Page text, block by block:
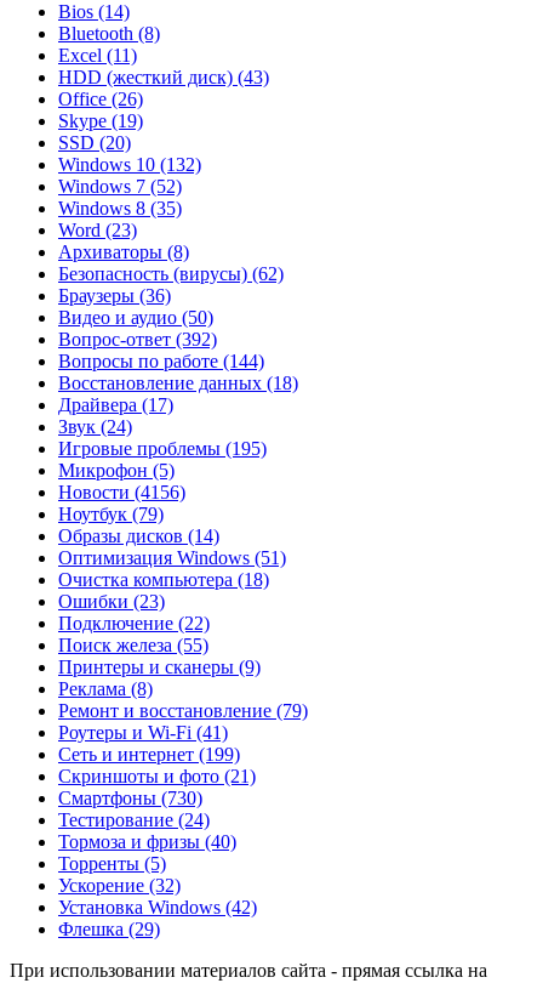
Bios (14)
Bluetooth (8)
Excel (11)
HDD (жесткий диск) (43)
Office (26)
Skype (19)
SSD (20)
Windows 10 (132)
Windows 7 (52)
Windows 8 (35)
Word (23)
Архиваторы (8)
Безопасность (вирусы) (62)
Браузеры (36)
Видео и аудио (50)
Вопрос-ответ (392)
Вопросы по работе (144)
Восстановление данных (18)
Драйвера (17)
Звук (24)
Игровые проблемы (195)
Микрофон (5)
Новости (4156)
Ноутбук (79)
Образы дисков (14)
Оптимизация Windows (51)
Очистка компьютера (18)
Ошибки (23)
Подключение (22)
Поиск железа (55)
Принтеры и сканеры (9)
Реклама (8)
Ремонт и восстановление (79)
Роутеры и Wi-Fi (41)
Сеть и интернет (199)
Скриншоты и фото (21)
Смартфоны (730)
Тестирование (24)
Тормоза и фризы (40)
Торренты (5)
Ускорение (32)
Установка Windows (42)
Флешка (29)
При использовании материалов сайта - прямая ссылка на